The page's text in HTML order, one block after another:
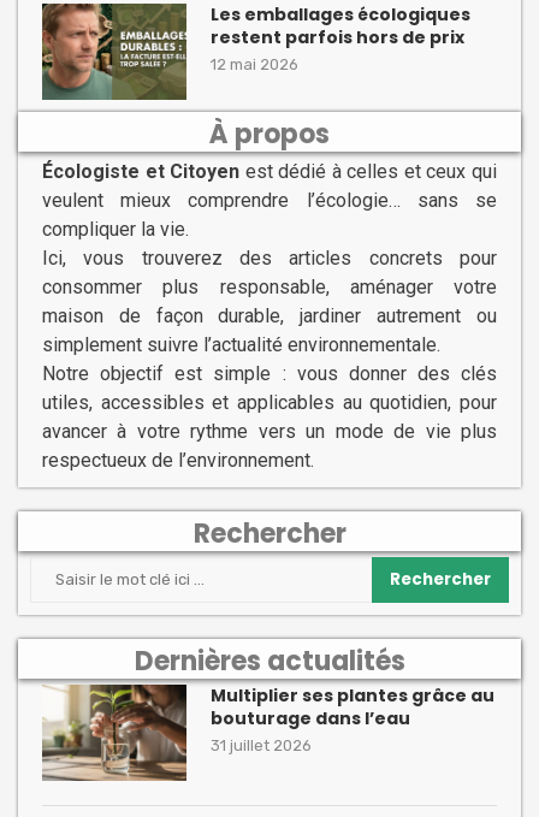
Les emballages écologiques
restent parfois hors de prix
12 mai 2026
À propos
Écologiste et Citoyen est dédié à celles et ceux qui
veulent mieux comprendre l’écologie… sans se
compliquer la vie.
Ici, vous trouverez des articles concrets pour
consommer plus responsable, aménager votre
maison de façon durable, jardiner autrement ou
simplement suivre l’actualité environnementale.
Notre objectif est simple : vous donner des clés
utiles, accessibles et applicables au quotidien, pour
avancer à votre rythme vers un mode de vie plus
respectueux de l’environnement.
Rechercher
Rechercher
Dernières actualités
Multiplier ses plantes grâce au
bouturage dans l’eau
31 juillet 2026